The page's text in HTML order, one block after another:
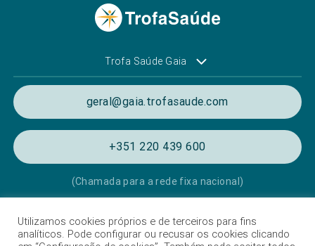
Trofa Saúde Gaia
geral@gaia.trofasaude.com
+351 220 439 600
(Chamada para a rede fixa nacional)
Política de Privacidade e de Cookies
Utilizamos cookies próprios e de terceiros para fins
analíticos. Pode configurar ou recusar os cookies clicando